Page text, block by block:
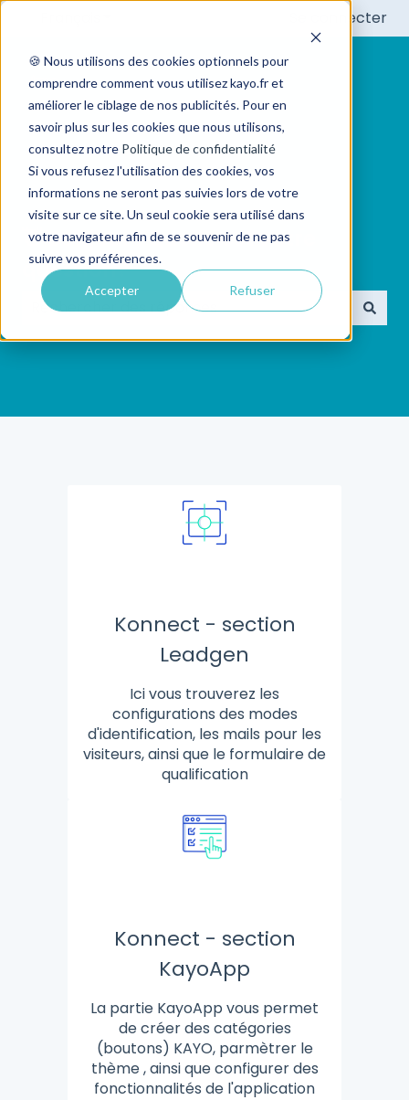
🍪 Nous utilisons des cookies optionnels pour
comprendre comment vous utilisez kayo.fr et
améliorer le ciblage de nos publicités. Pour en
savoir plus sur les cookies que nous utilisons,
consultez notre Politique de confidentialité
Si vous refusez l'utilisation des cookies, vos
informations ne seront pas suivies lors de votre
visite sur ce site. Un seul cookie sera utilisé dans
votre navigateur afin de se souvenir de ne pas
suivre vos préférences.
Accepter Refuser
Afficher le sous-menu pour les traductions
Se connecter
👋 Bonjour ! Quelle est votre
question?
Il n'y a aucune suggestion car le champ de
Konnect - section
Leadgen
Ici vous trouverez les
configurations des modes
d'identification, les mails pour les
visiteurs, ainsi que le formulaire de
qualification
Konnect - section
KayoApp
La partie KayoApp vous permet
de créer des catégories
(boutons) KAYO, parmètrer le
thème , ainsi que configurer des
fonctionnalités de l'application